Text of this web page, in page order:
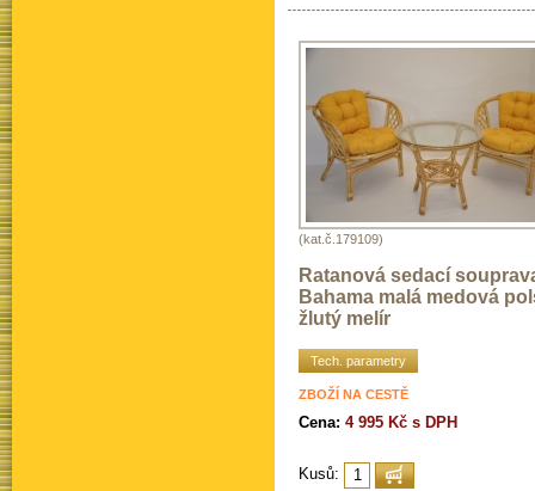
(kat.č.179109)
Ratanová sedací
Bahama malá medová
žlutý melír
Tech. parametry
ZBOŽÍ NA CESTĚ
Cena: 4 995 Kč s DPH
Kusů: